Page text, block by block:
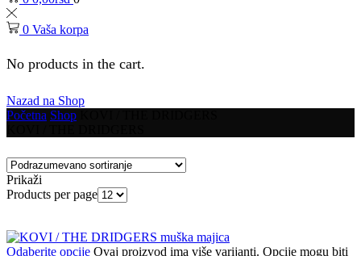
0 Vaša korpa
No products in the cart.
Nazad na Shop
Početna Shop
Prikaži
Products per page
Odaberite opcije Ovaj proizvod ima više varijanti. Opcije mogu biti